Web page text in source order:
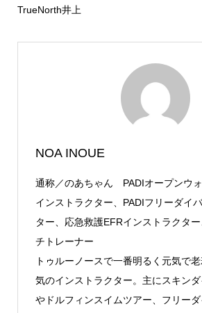
TrueNorth井上
NOA INOUE
通称／のあちゃん PADIオープンウ
インストラクター、PADIフリーダイ
ター、応急救護EFRインストラクタ
チトレーナー
トゥルーノースで一番明るく元気で
気のインストラクター。主にスキン
やドルフィンスイムツアー、フリー